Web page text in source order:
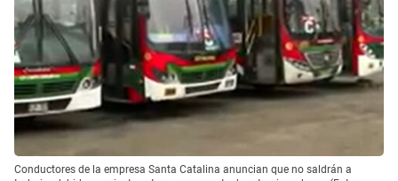
Conductores de la empresa Santa Catalina anuncian que no saldrán a